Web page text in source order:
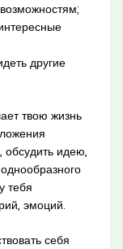
другие
твою жизнь
обсудить идею,
тебя
эмоций.
себя